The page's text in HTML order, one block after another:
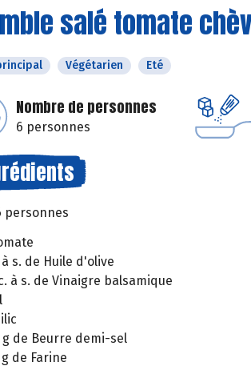
salé tomate
Végétarien Eté
Nombre de personnes
6 personnes
personnes
à s. de Huile d'olive
à s. de Vinaigre balsamique
g de Beurre demi-sel
g de Farine